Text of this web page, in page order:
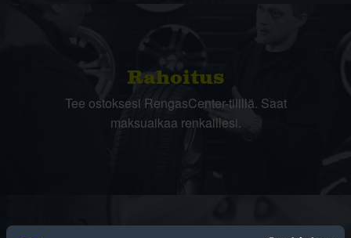
Rahoitus
Tee ostoksesi RengasCenter-tilillä. Saat
maksuaikaa renkaillesi.